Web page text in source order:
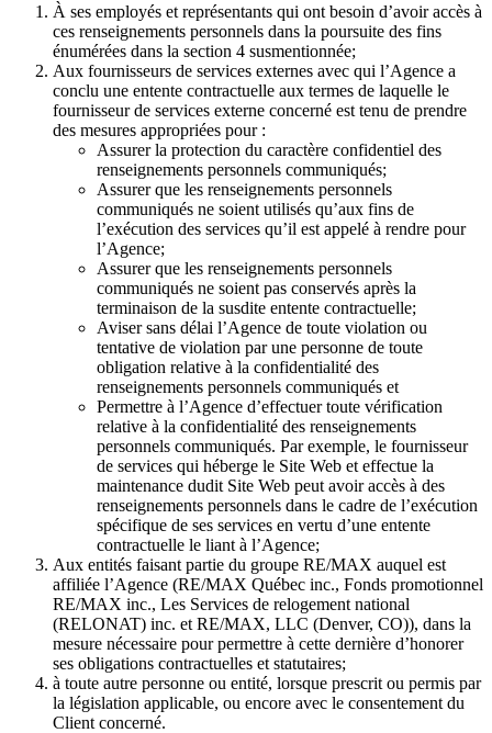
À ses employés et représentants qui ont besoin d’avoir accès à
ces renseignements personnels dans la poursuite des fins
énumérées dans la section 4 susmentionnée;
Aux fournisseurs de services externes avec qui l’Agence a
conclu une entente contractuelle aux termes de laquelle le
fournisseur de services externe concerné est tenu de prendre
des mesures appropriées pour :
Assurer la protection du caractère confidentiel des
renseignements personnels communiqués;
Assurer que les renseignements personnels
communiqués ne soient utilisés qu’aux fins de
l’exécution des services qu’il est appelé à rendre pour
l’Agence;
Assurer que les renseignements personnels
communiqués ne soient pas conservés après la
terminaison de la susdite entente contractuelle;
Aviser sans délai l’Agence de toute violation ou
tentative de violation par une personne de toute
obligation relative à la confidentialité des
renseignements personnels communiqués et
Permettre à l’Agence d’effectuer toute vérification
relative à la confidentialité des renseignements
personnels communiqués. Par exemple, le fournisseur
de services qui héberge le Site Web et effectue la
maintenance dudit Site Web peut avoir accès à des
renseignements personnels dans le cadre de l’exécution
spécifique de ses services en vertu d’une entente
contractuelle le liant à l’Agence;
Aux entités faisant partie du groupe RE/MAX auquel est
affiliée l’Agence (RE/MAX Québec inc., Fonds promotionnel
RE/MAX inc., Les Services de relogement national
(RELONAT) inc. et RE/MAX, LLC (Denver, CO)), dans la
mesure nécessaire pour permettre à cette dernière d’honorer
ses obligations contractuelles et statutaires;
à toute autre personne ou entité, lorsque prescrit ou permis par
la législation applicable, ou encore avec le consentement du
Client concerné.